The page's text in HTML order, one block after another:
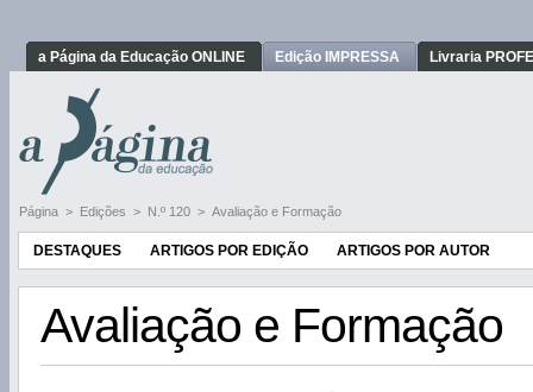
a Página da Educação ONLINE Edição IMPRESSA Livraria
Página > Edições > N.º 120 > Avaliação e Formação
DESTAQUES ARTIGOS POR EDIÇÃO ARTIGOS POR AUTOR
Avaliação e Formação